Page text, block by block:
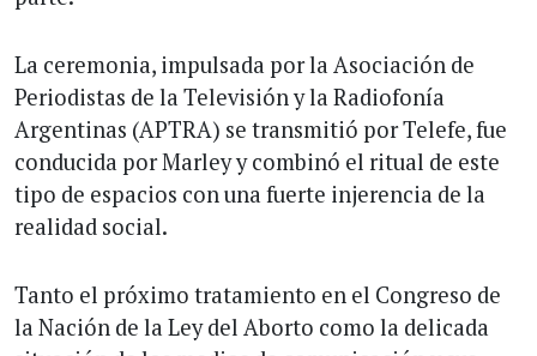
La ceremonia, impulsada por la Asociación de
Periodistas de la Televisión y la Radiofonía
Argentinas (APTRA) se transmitió por Telefe, fue
conducida por Marley y combinó el ritual de este
tipo de espacios con una fuerte injerencia de la
realidad social.
Tanto el próximo tratamiento en el Congreso de
la Nación de la Ley del Aborto como la delicada